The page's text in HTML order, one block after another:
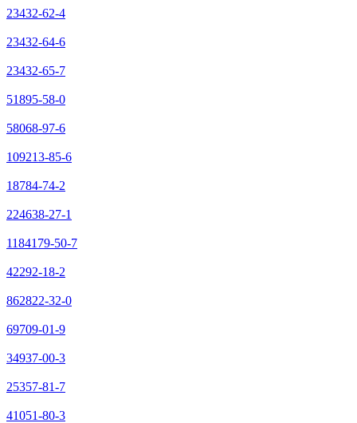
23432-62-4
23432-64-6
23432-65-7
51895-58-0
58068-97-6
109213-85-6
18784-74-2
224638-27-1
1184179-50-7
42292-18-2
862822-32-0
69709-01-9
34937-00-3
25357-81-7
41051-80-3